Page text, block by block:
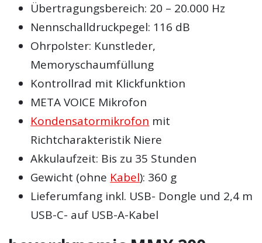
Übertragungsbereich: 20 – 20.000 Hz
Nennschalldruckpegel: 116 dB
Ohrpolster: Kunstleder,
Memoryschaumfüllung
Kontrollrad mit Klickfunktion
META VOICE Mikrofon
Kondensatormikrofon mit
Richtcharakteristik Niere
Akkulaufzeit: Bis zu 35 Stunden
Gewicht (ohne Kabel): 360 g
Lieferumfang inkl. USB- Dongle und 2,4 m
USB-C- auf USB-A-Kabel